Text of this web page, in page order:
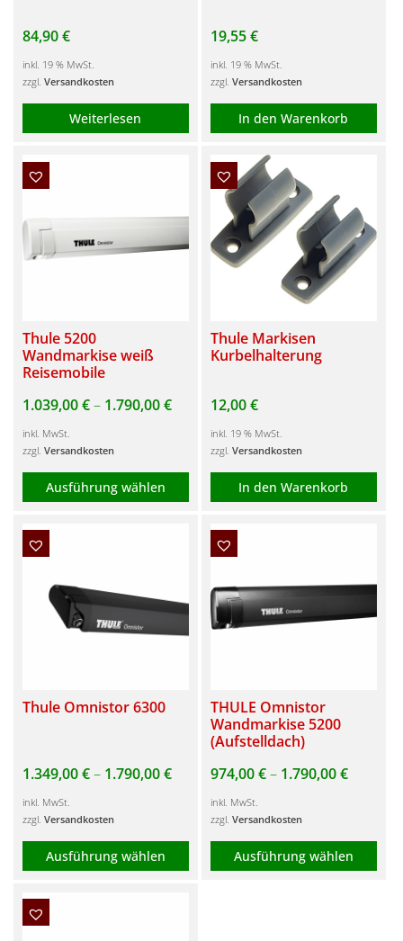
84,90€
inkl. 19 % MwSt.
zzgl. Versandkosten
Weiterlesen
19,55€
inkl. 19 % MwSt.
zzgl. Versandkosten
In den Warenkorb
Thule 5200
Wandmarkise weiß
Reisemobile
1.039,00€– 1.790,00€
inkl. MwSt.
zzgl. Versandkosten
Ausführung wählen
Produkt
weist
mehrere
Varianten
können
Produktseite
gewählt
werden
Thule Markisen
Kurbelhalterung
12,00€
inkl. 19 % MwSt.
zzgl. Versandkosten
In den Warenkorb
Thule Omnistor 6300
1.349,00€– 1.790,00€
inkl. MwSt.
zzgl. Versandkosten
Ausführung wählen
Produkt
weist
THULE Omnistor
Wandmarkise 5200
(Aufstelldach)
974,00€– 1.790,00€
inkl. MwSt.
zzgl. Versandkosten
Ausführung wählen